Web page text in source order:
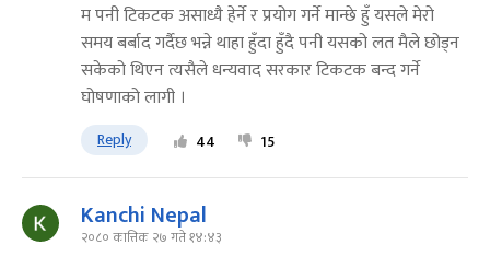
म पनी टिकटक असाध्यै हेर्ने र प्रयोग गर्ने मान्छे हुँ यसले मेरो
समय बर्बाद गर्दैछ भन्ने थाहा हुँदा हुँदै पनी यसको लत मैले छोड्न
सकेको थिएन त्यसैले धन्यवाद सरकार टिकटक बन्द गर्ने
घोषणाको लागी ।
Reply 44 15
Kanchi Nepal
२०८० कात्तिक २७ गते १४:४३